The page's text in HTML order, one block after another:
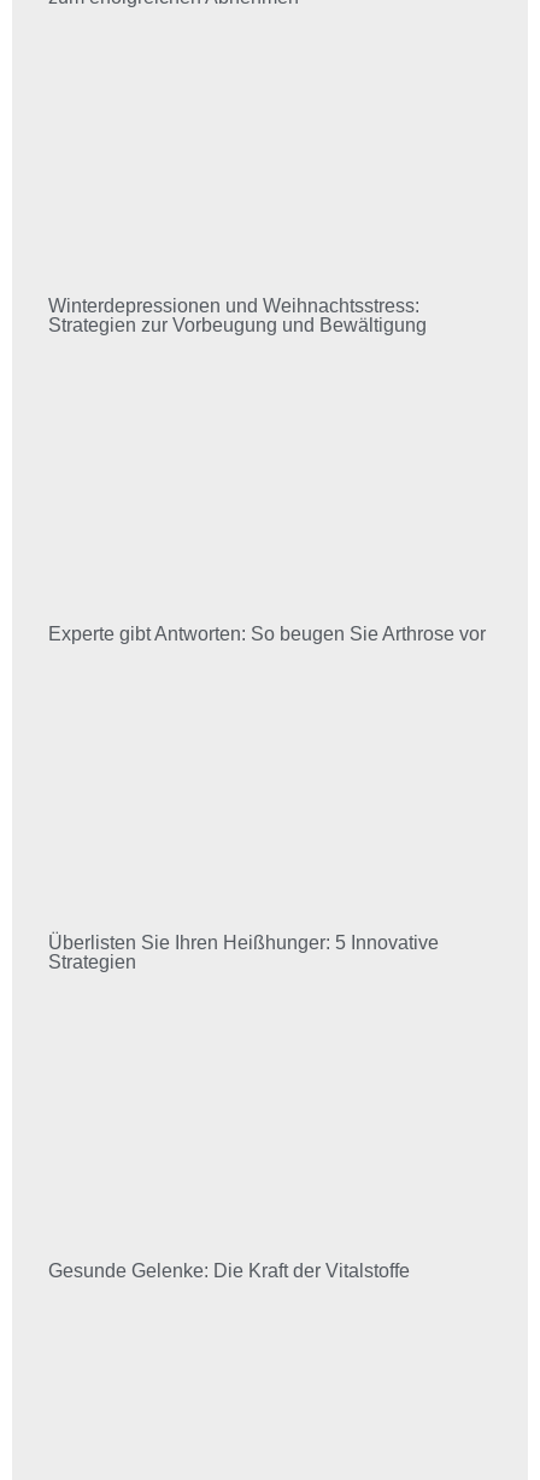
Winterdepressionen und Weihnachtsstress:
Strategien zur Vorbeugung und Bewältigung
Experte gibt Antworten: So beugen Sie Arthrose vor
Überlisten Sie Ihren Heißhunger: 5 Innovative
Strategien
Gesunde Gelenke: Die Kraft der Vitalstoffe